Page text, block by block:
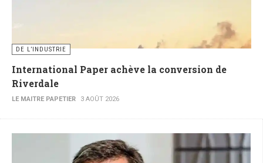
DE L’INDUSTRIE
International Paper achève la conversion de
Riverdale
LE MAITRE PAPETIER 3 AOÛT 2026